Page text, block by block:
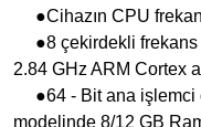
●Cihazın CPU
●8 çekirdekli frekans
2.84 GHz ARM Cortex
●64 - Bit ana işlemci
modelinde 8/12 GB